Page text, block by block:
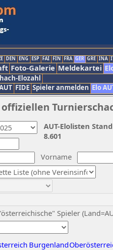
DEN ENG ESP FAI FIN FRA GER GRE INA
Foto-Galerie Meldekartei
Elozahl
FIDE Spieler anmelden Elo
Vorname
Spieler
Burgenland
AUT-Elolisten
8.601